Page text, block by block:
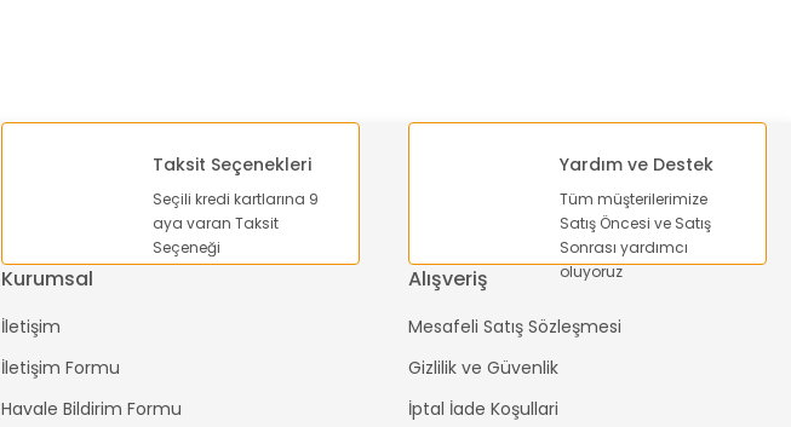
Taksit Seçenekleri
Seçili kredi kartlarına 9
aya varan Taksit
Seçeneği
Yardım ve Destek
Tüm müşterilerimize
Satış Öncesi ve Satış
Sonrası yardımcı
oluyoruz
Kurumsal
İletişim
İletişim Formu
Havale Bildirim Formu
Alışveriş
Mesafeli Satış Sözleşmesi
Gizlilik ve Güvenlik
İptal İade Koşullari